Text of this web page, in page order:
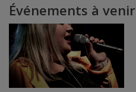
Événements à venir